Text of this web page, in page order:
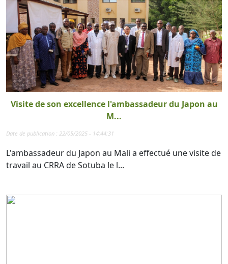
Visite de son excellence l'ambassadeur du Japon au
M...
Date de publication : 22/05/2025 - 14:44:31
L'ambassadeur du Japon au Mali a effectué une visite de
travail au CRRA de Sotuba le l...